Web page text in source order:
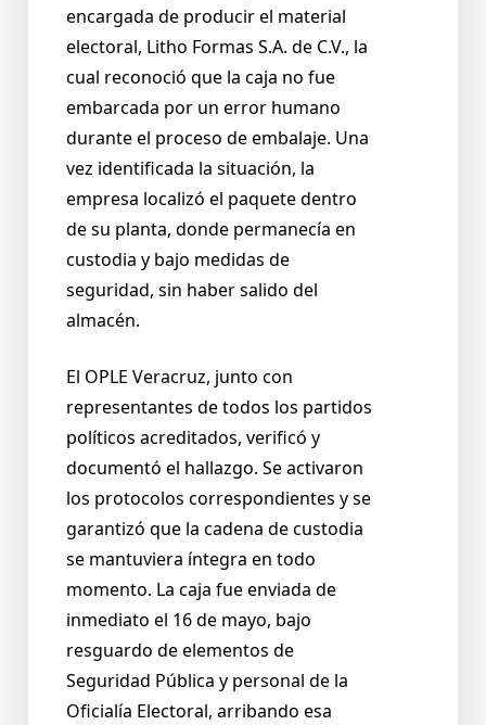
encargada de producir el material
electoral, Litho Formas S.A. de C.V., la
cual reconoció que la caja no fue
embarcada por un error humano
durante el proceso de embalaje. Una
vez identificada la situación, la
empresa localizó el paquete dentro
de su planta, donde permanecía en
custodia y bajo medidas de
seguridad, sin haber salido del
almacén.
El OPLE Veracruz, junto con
representantes de todos los partidos
políticos acreditados, verificó y
documentó el hallazgo. Se activaron
los protocolos correspondientes y se
garantizó que la cadena de custodia
se mantuviera íntegra en todo
momento. La caja fue enviada de
inmediato el 16 de mayo, bajo
resguardo de elementos de
Seguridad Pública y personal de la
Oficialía Electoral, arribando esa